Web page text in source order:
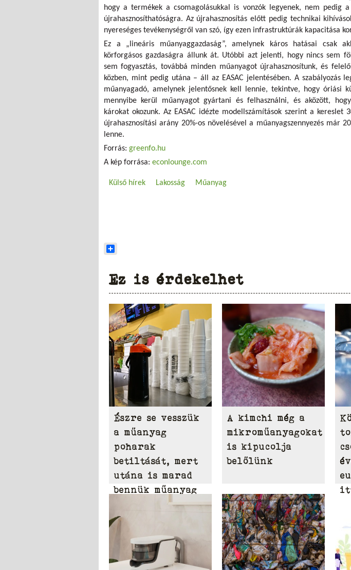
hogy a termékek a csomagolásukkal is vonzók legyenek, nem pedig a
újrahasznosíthatóságra. Az újrahasznosítás előtt pedig technikai
nyereséges tevékenységről van szó, így ezen infrastruktúrák kapacitása
Ez a „lineáris műanyaggazdaság”, amelynek káros hatásai csak
körforgásos gazdaságra állunk át. Utóbbi azt jelenti, hogy nincs sem
sem fogyasztás, továbbá minden műanyagot újrahasznosítunk, és
közben, mint pedig utána – áll az EASAC jelentésében. A szabályozás
műanyagadó, amelynek jelentősnek kell lennie, tekintve, hogy óriási
mennyibe kerül műanyagot gyártani és felhasználni, és aközött,
károkat okozunk. Az EASAC idézte modellszámítások szerint a kereslet
újrahasznosítási arány 20%-os növelésével a műanyagszennyezés már
lenne.
Forrás: greenfo.hu
A kép forrása: econlounge.com
Külső hírek Lakosság Műanyag
Ez is érdekelhet
Észre se vesszük
a műanyag
poharak
betiltását, mert
utána is marad
bennük műanyag
A kimchi még a
mikroműanyagokat
is kipucolja
belőlünk